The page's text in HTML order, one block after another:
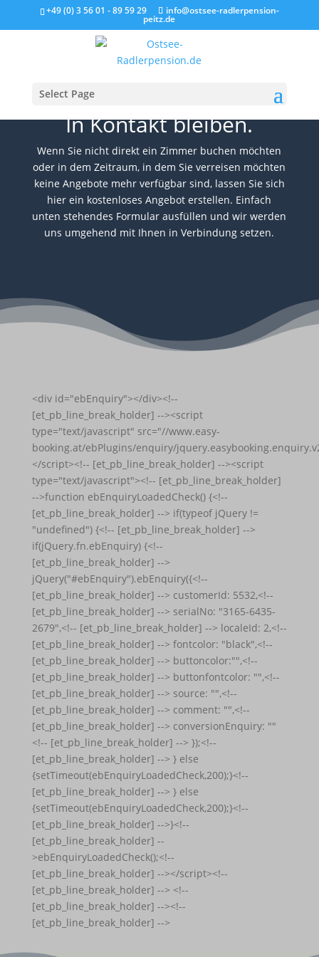
+49 (0) 3 56 01 - 89 59 29 info@ostsee-radlerpension-
peitz.de
Select Page
In Kontakt bleiben.
Wenn Sie nicht direkt ein Zimmer buchen möchten
oder in dem Zeitraum, in dem Sie verreisen möchten
keine Angebote mehr verfügbar sind, lassen Sie sich
hier ein kostenloses Angebot erstellen. Einfach
unten stehendes Formular ausfüllen und wir werden
uns umgehend mit Ihnen in Verbindung setzen.
<div id="ebEnquiry"></div><!--
[et_pb_line_break_holder] --><script
type="text/javascript" src="//www.easy-
booking.at/ebPlugins/enquiry/
</script><!-- [et_pb_line_break_holder] --><script
type="text/javascript"><!-- [et_pb_line_break_holder]
-->function ebEnquiryLoadedCheck() {<!--
[et_pb_line_break_holder] --> if(typeof jQuery !=
"undefined") {<!-- [et_pb_line_break_holder] -->
if(jQuery.fn.ebEnquiry) {<!--
[et_pb_line_break_holder] -->
jQuery("#ebEnquiry").ebEnquiry({<!--
[et_pb_line_break_holder] --> customerId: 5532,<!--
[et_pb_line_break_holder] --> serialNo: "3165-6435-
2679",<!-- [et_pb_line_break_holder] --> localeId: 2,<!--
[et_pb_line_break_holder] --> fontcolor: "black",<!--
[et_pb_line_break_holder] --> buttoncolor:"",<!--
[et_pb_line_break_holder] --> buttonfontcolor: "",<!--
[et_pb_line_break_holder] --> source: "",<!--
[et_pb_line_break_holder] --> comment: "",<!--
[et_pb_line_break_holder] --> conversionEnquiry: ""
<!-- [et_pb_line_break_holder] --> });<!--
[et_pb_line_break_holder] --> } else
{setTimeout(ebEnquiryLoadedCheck,200);}<!--
[et_pb_line_break_holder] --> } else
{setTimeout(ebEnquiryLoadedCheck,200);}<!--
[et_pb_line_break_holder] -->}<!--
[et_pb_line_break_holder] --
>ebEnquiryLoadedCheck();<!--
[et_pb_line_break_holder] --></script><!--
[et_pb_line_break_holder] --> <!--
[et_pb_line_break_holder] --><!--
[et_pb_line_break_holder] -->